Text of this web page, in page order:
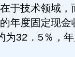
于技术领域，
年度固定现金
为32．5％，